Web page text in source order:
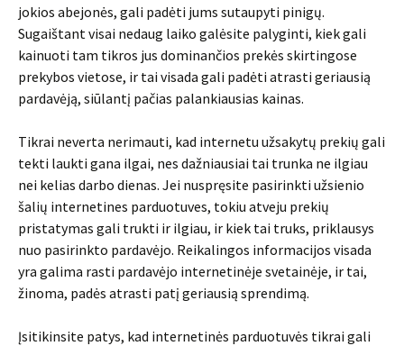
jokios abejonės, gali padėti jums sutaupyti pinigų.
Sugaištant visai nedaug laiko galėsite palyginti, kiek gali
kainuoti tam tikros jus dominančios prekės skirtingose
prekybos vietose, ir tai visada gali padėti atrasti geriausią
pardavėją, siūlantį pačias palankiausias kainas.
Tikrai neverta nerimauti, kad internetu užsakytų prekių gali
tekti laukti gana ilgai, nes dažniausiai tai trunka ne ilgiau
nei kelias darbo dienas. Jei nuspręsite pasirinkti užsienio
šalių internetines parduotuves, tokiu atveju prekių
pristatymas gali trukti ir ilgiau, ir kiek tai truks, priklausys
nuo pasirinkto pardavėjo. Reikalingos informacijos visada
yra galima rasti pardavėjo internetinėje svetainėje, ir tai,
žinoma, padės atrasti patį geriausią sprendimą.
Įsitikinsite patys, kad internetinės parduotuvės tikrai gali